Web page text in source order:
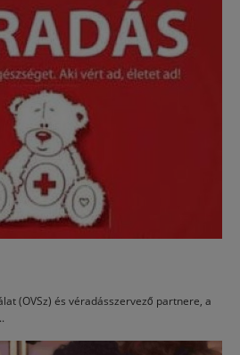
(OVSz) és véradásszervező partnere, a